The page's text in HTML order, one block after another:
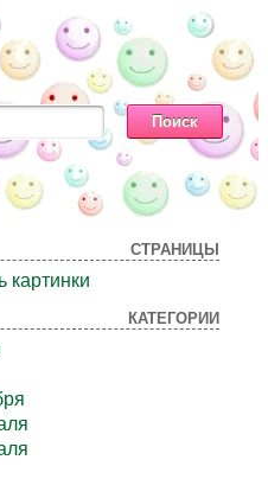
СТРАНИЦЫ
картинки
КАТЕГОРИИ